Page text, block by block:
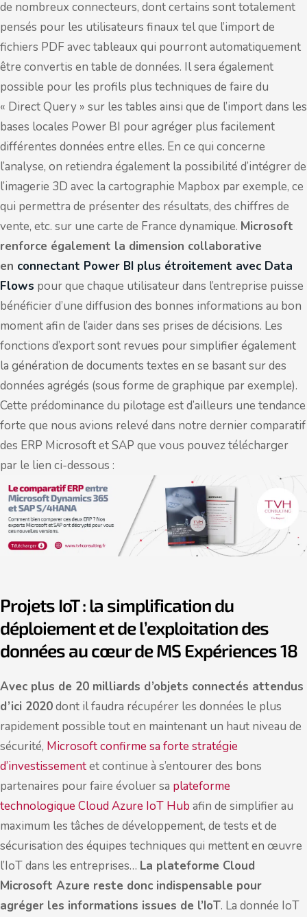
de nombreux connecteurs, dont certains sont totalement
pensés pour les utilisateurs finaux tel que l’import de
fichiers PDF avec tableaux qui pourront automatiquement
être convertis en table de données. Il sera également
possible pour les profils plus techniques de faire du
« Direct Query » sur les tables ainsi que de l’import dans les
bases locales Power BI pour agréger plus facilement
différentes données entre elles. En ce qui concerne
l’analyse, on retiendra également la possibilité d’intégrer de
l’imagerie 3D avec la cartographie Mapbox par exemple, ce
qui permettra de présenter des résultats, des chiffres de
vente, etc. sur une carte de France dynamique. Microsoft
renforce également la dimension collaborative
en connectant Power BI plus étroitement avec Data
Flows pour que chaque utilisateur dans l’entreprise puisse
bénéficier d’une diffusion des bonnes informations au bon
moment afin de l’aider dans ses prises de décisions. Les
fonctions d’export sont revues pour simplifier également
la génération de documents textes en se basant sur des
données agrégés (sous forme de graphique par exemple).
Cette prédominance du pilotage est d’ailleurs une tendance
forte que nous avions relevé dans notre dernier comparatif
des ERP Microsoft et SAP que vous pouvez télécharger
par le lien ci-dessous :
Projets IoT : la simplification du
déploiement et de l’exploitation des
données au cœur de MS Expériences 18
Avec plus de 20 milliards d’objets connectés attendus
d’ici 2020dont il faudra récupérer les données le plus
rapidement possible tout en maintenant un haut niveau de
sécurité, Microsoft confirme sa forte stratégie
d’investissementet continue à s’entourer des bons
partenaires pour faire évoluer sa plateforme
technologique Cloud Azure IoT Hub afin de simplifier au
maximum les tâches de développement, de tests et de
sécurisation des équipes techniques qui mettent en œuvre
l’IoT dans les entreprises… La plateforme Cloud
Microsoft Azure reste donc indispensable pour
agréger les informations issues de l’IoT. La donnée IoT